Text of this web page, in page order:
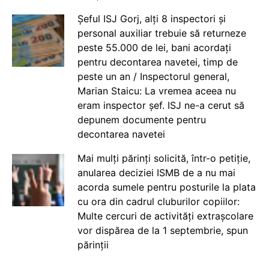
Șeful ISJ Gorj, alți 8 inspectori și
personal auxiliar trebuie să returneze
peste 55.000 de lei, bani acordați
pentru decontarea navetei, timp de
peste un an / Inspectorul general,
Marian Staicu: La vremea aceea nu
eram inspector șef. ISJ ne-a cerut să
depunem documente pentru
decontarea navetei
Mai mulți părinți solicită, într-o petiție,
anularea deciziei ISMB de a nu mai
acorda sumele pentru posturile la plata
cu ora din cadrul cluburilor copiilor:
Multe cercuri de activități extrașcolare
vor dispărea de la 1 septembrie, spun
părinții